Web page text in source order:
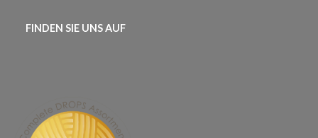
FINDEN SIE UNS AUF